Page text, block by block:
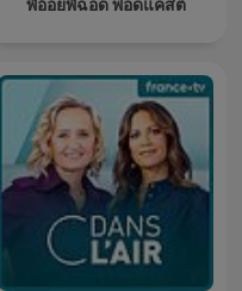
พี่อ้อยพี่ฉอด พอดแคสต์